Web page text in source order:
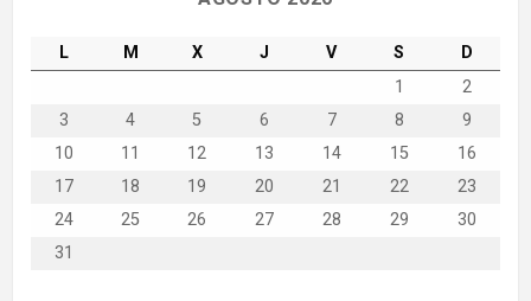
L M X J V S
D
1
2
3
4 5 6 7 8
9
10
11 12 13 14 15
16
17
18 19 20 21 22
23
24
25 26 27 28 29
30
31